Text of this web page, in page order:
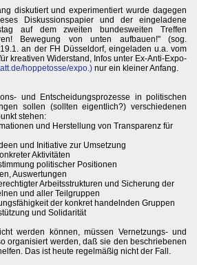
diskutiert und experimentiert wurde dagegen
Diskussionspapier und der eingeladene
auf dem zweiten bundesweiten Treffen
Bewegung von unten aufbauen!" (sog.
an der FH Düsseldorf, eingeladen u.a. vom
kreativen Widerstand, Infos unter Ex-Anti-Expo-
hoppetosse/expo.) nur ein kleiner Anfang.
und Entscheidungsprozesse in politischen
sollen (sollten eigentlich?) verschiedenen
stehen:
und Herstellung von Transparenz für
und Initiative zur Umsetzung
Aktivitäten
politischer Positionen
Auswertungen
Arbeitsstrukturen und Sicherung der
und aller Teilgruppen
der konkret handelnden Gruppen
und Solidarität
werden können, müssen Vernetzungs- und
organisiert werden, daß sie den beschriebenen
Das ist heute regelmäßig nicht der Fall.